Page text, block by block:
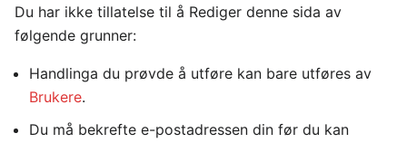
Du har ikke tillatelse til å Rediger denne sida av
følgende grunner:
Handlinga du prøvde å utføre kan bare utføres av
Brukere.
Du må bekrefte e-postadressen din før du kan